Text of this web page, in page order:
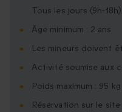
Tous les jours (9h-18h).
Âge minimum : 2 ans
Les mineurs doivent
Activité soumise aux
Poids maximum : 95 kg
Réservation sur le